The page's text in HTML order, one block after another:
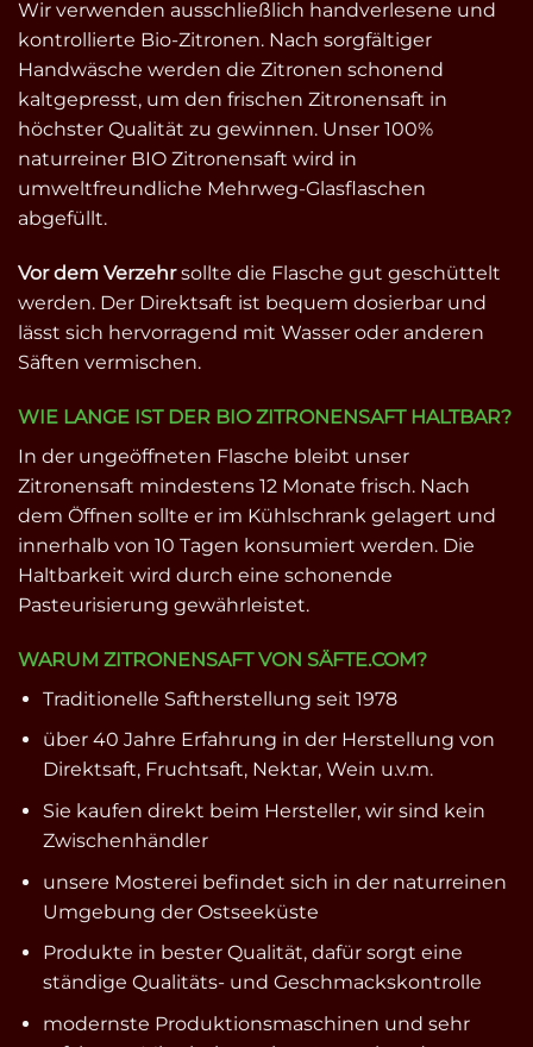
Wir verwenden ausschließlich handverlesene und
kontrollierte Bio-Zitronen. Nach sorgfältiger
Handwäsche werden die Zitronen schonend
kaltgepresst, um den frischen Zitronensaft in
höchster Qualität zu gewinnen. Unser 100%
naturreiner BIO Zitronensaft wird in
umweltfreundliche Mehrweg-Glasflaschen
abgefüllt.
Vor dem Verzehrsollte die Flasche gut geschüttelt
werden. Der Direktsaft ist bequem dosierbar und
lässt sich hervorragend mit Wasser oder anderen
Säften vermischen.
WIE LANGE IST DER BIO ZITRONENSAFT HALTBAR?
In der ungeöffneten Flasche bleibt unser
Zitronensaft mindestens 12 Monate frisch. Nach
dem Öffnen sollte er im Kühlschrank gelagert und
innerhalb von 10 Tagen konsumiert werden. Die
Haltbarkeit wird durch eine schonende
Pasteurisierung gewährleistet.
WARUM ZITRONENSAFT VON SÄFTE.COM?
Traditionelle Saftherstellung seit 1978
über 40 Jahre Erfahrung in der Herstellung von
Direktsaft, Fruchtsaft, Nektar, Wein u.v.m.
Sie kaufen direkt beim Hersteller, wir sind kein
Zwischenhändler
unsere Mosterei befindet sich in der naturreinen
Umgebung der Ostseeküste
Produkte in bester Qualität, dafür sorgt eine
ständige Qualitäts- und Geschmackskontrolle
modernste Produktionsmaschinen und sehr